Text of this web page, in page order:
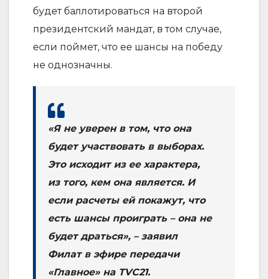
будет баллотироваться на второй
президентский мандат, в том случае,
если поймет, что ее шансы на победу
не однозначны.
«Я не уверен в том, что она
будет участвовать в выборах.
Это исходит из ее характера,
из того, кем она является. И
если расчеты ей покажут, что
есть шансы проиграть – она не
будет драться», – заявил
Филат в эфире передачи
«Главное» на TVC21.